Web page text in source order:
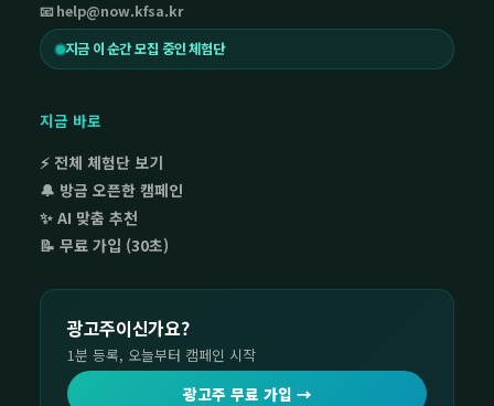
📧 help@now.kfsa.kr
지금 이 순간 모집 중인 체험단
지금 바로
⚡ 전체 체험단 보기
🔔 방금 오픈한 캠페인
✨ AI 맞춤 추천
📝 무료 가입 (30초)
광고주이신가요?
1분 등록, 오늘부터 캠페인 시작
광고주 무료 가입 →